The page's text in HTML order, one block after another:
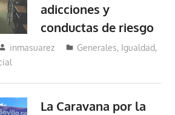
adicciones y
conductas de riesgo
inmasuarez Generales, Igualdad,
La Caravana por la